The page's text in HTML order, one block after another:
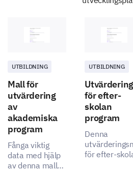
Are you aware of any anti-
Yes
No
Not sure
UTBILDNING
Mall för
utvärdering
av
akademiska
program
Fånga viktig
data med hjälp
av denna mall
UTBILDNING
för efter-
skolan
program
Denna
för efter-